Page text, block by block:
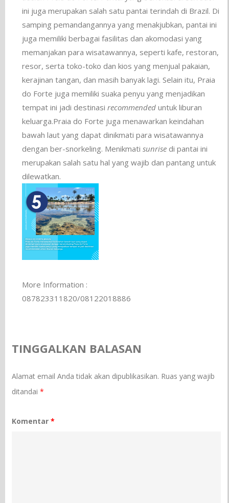
ini juga merupakan salah satu pantai terindah di Brazil. Di
samping pemandangannya yang menakjubkan, pantai ini
juga memiliki berbagai fasilitas dan akomodasi yang
memanjakan para wisatawannya, seperti kafe, restoran,
resor, serta toko-toko dan kios yang menjual pakaian,
kerajinan tangan, dan masih banyak lagi. Selain itu, Praia
do Forte juga memiliki suaka penyu yang menjadikan
tempat ini jadi destinasirecommended untuk liburan
keluarga.Praia do Forte juga menawarkan keindahan
bawah laut yang dapat dinikmati para wisatawannya
dengan ber-snorkeling. Menikmatisunrise di pantai ini
merupakan salah satu hal yang wajib dan pantang untuk
dilewatkan.
More Information :
087823311820/08122018886
TINGGALKAN BALASAN
Alamat email Anda tidak akan dipublikasikan. Ruas yang wajib
ditandai*
Komentar*